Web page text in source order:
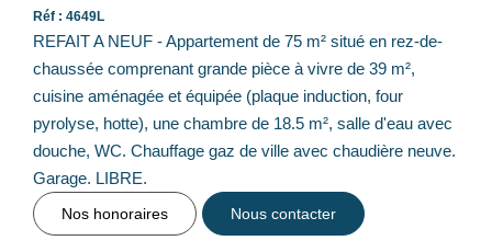
Réf : 4649L
REFAIT A NEUF - Appartement de 75 m² situé en rez-de-
chaussée comprenant grande pièce à vivre de 39 m²,
cuisine aménagée et équipée (plaque induction, four
pyrolyse, hotte), une chambre de 18.5 m², salle d'eau avec
douche, WC. Chauffage gaz de ville avec chaudière neuve.
Garage. LIBRE.
Nos honoraires Nous contacter